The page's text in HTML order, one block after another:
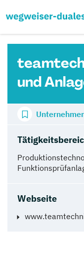
und
Webseite